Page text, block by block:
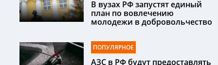
В вузах РФ запустят единый
план по вовлечению
молодежи в добровольчество
ПОПУЛЯРНОЕ
АЗС в РФ будут предоставлять